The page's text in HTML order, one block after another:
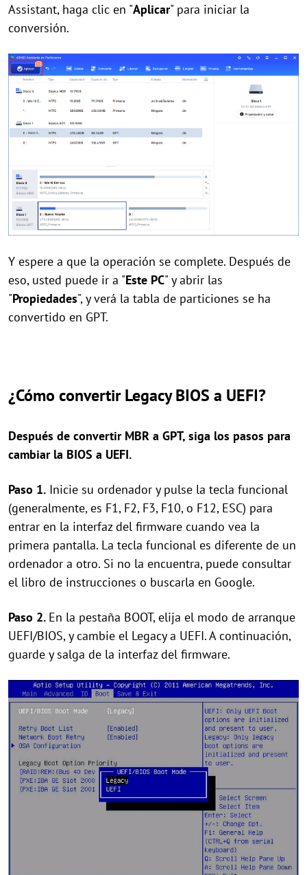
Assistant, haga clic en "Aplicar" para iniciar la
conversión.
Y espere a que la operación se complete. Después de
eso, usted puede ir a "Este PC" y abrir las
"Propiedades", y verá la tabla de particiones se ha
convertido en GPT.
¿Cómo convertir Legacy BIOS a UEFI?
Después de convertir MBR a GPT, siga los pasos para
cambiar la BIOS a UEFI.
Paso 1. Inicie su ordenador y pulse la tecla funcional
(generalmente, es F1, F2, F3, F10, o F12, ESC) para
entrar en la interfaz del firmware cuando vea la
primera pantalla. La tecla funcional es diferente de un
ordenador a otro. Si no la encuentra, puede consultar
el libro de instrucciones o buscarla en Google.
Paso 2. En la pestaña BOOT, elija el modo de arranque
UEFI/BIOS, y cambie el Legacy a UEFI. A continuación,
guarde y salga de la interfaz del firmware.